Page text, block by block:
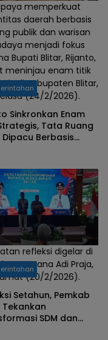
memperkuat
daerah berbasis
publik dan warisan
menjadi fokus
Bupati Blitar, Rijanto,
meninjau enam titik
di Kabupaten Blitar,
(24/2/2026).
Sinkronkan Enam
Tata Ruang
Dipacu Berbasis
refleksi digelar di
Sasana Adi Praja,
(20/2/2026).
Setahun, Pemkab
Tekankan
SDM dan